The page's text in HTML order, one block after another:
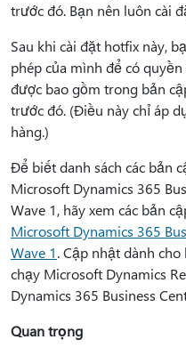
trước đó. Bạn nên luôn cài
Sau khi cài đặt hotfix này,
phép của mình để có
được bao gồm trong bản
trước đó. (Điều này chỉ áp
hàng.)
Để biết danh sách các bản
Microsoft Dynamics 365
Wave 1, hãy xem các bản
Microsoft Dynamics 365
Wave 1. Cập nhật dành
chạy Microsoft Dynamics
Dynamics 365 Business
Quan trọng